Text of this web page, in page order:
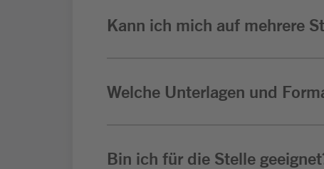
Kann ich mich auf mehrere
Welche Unterlagen und
Bin ich für die Stelle